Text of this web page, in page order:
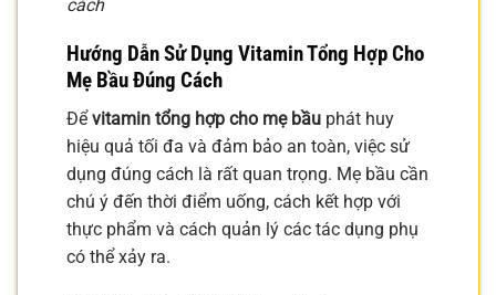
cách
Hướng Dẫn Sử Dụng Vitamin Tổng Hợp Cho
Mẹ Bầu Đúng Cách
Đểvitamin tổng hợp cho mẹ bầu phát huy
hiệu quả tối đa và đảm bảo an toàn, việc sử
dụng đúng cách là rất quan trọng. Mẹ bầu cần
chú ý đến thời điểm uống, cách kết hợp với
thực phẩm và cách quản lý các tác dụng phụ
có thể xảy ra.